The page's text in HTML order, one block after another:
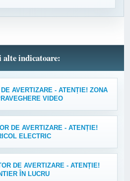
alte indicatoare:
AVERTIZARE - ATENȚIE! ZONA
VIDEO
DE AVERTIZARE - ATENȚIE!
ELECTRIC
DE AVERTIZARE - ATENȚIE!
ÎN LUCRU